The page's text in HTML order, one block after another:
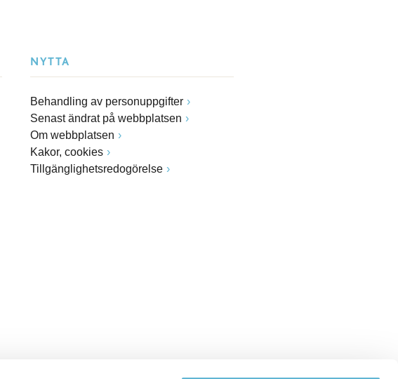
NYTTA
Behandling av personuppgifter
Senast ändrat på webbplatsen
Om webbplatsen
Kakor, cookies
Tillgänglighetsredogörelse